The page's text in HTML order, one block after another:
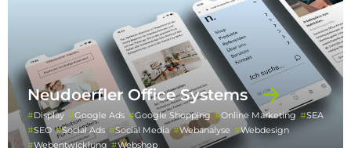
Neudoerfler Office Systems
Display Google Ads Google Shopping Online Marketing
SEA
SEO
Social Ads Social Media Webanalyse
Webdesign
Webentwicklung
Webshop